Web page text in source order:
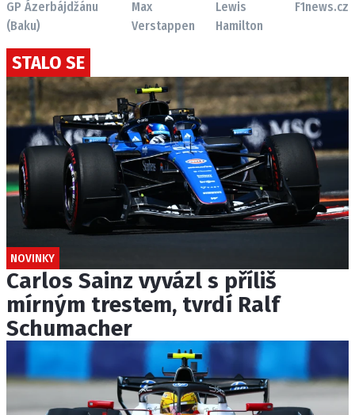
GP Ázerbájdžánu
(Baku)
Max
Verstappen
Lewis
Hamilton
F1news.cz
STALO SE
NOVINKY
Carlos Sainz vyvázl s příliš
mírným trestem, tvrdí Ralf
Schumacher